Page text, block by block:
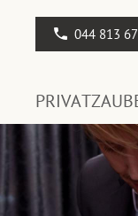
044 813